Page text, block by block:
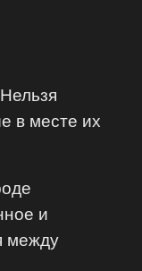
в месте их
и
между